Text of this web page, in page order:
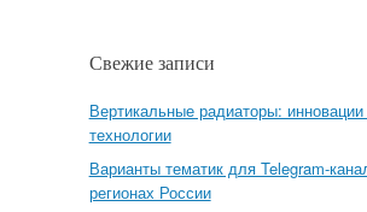
Свежие записи
Вертикальные радиаторы: инновации
технологии
Варианты тематик для Telegram-
регионах России